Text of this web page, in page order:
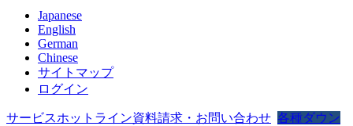
Japanese
English
German
Chinese
サイトマップ
ログイン
サービスホットライン資料請求・お問い合わせ 各種ダウン